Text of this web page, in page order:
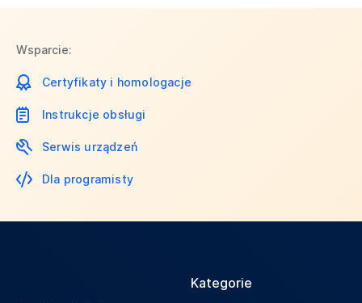
Wsparcie:
Certyfikaty i homologacje
Instrukcje obsługi
Serwis urządzeń
Dla programisty
Kategorie